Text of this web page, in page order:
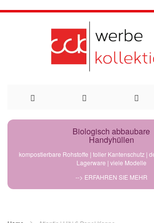
Direkt
Biologisch abbaubare
Handyhüllen
kompostierbare Rohstoffe | toller Kantenschutz |
Lagerware | viele Modelle
--> ERFAHREN SIE MEHR